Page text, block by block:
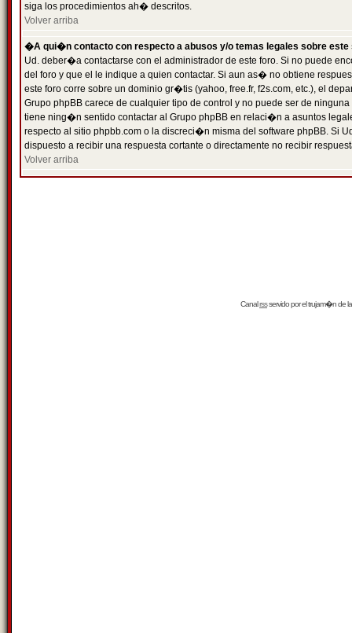
siga los procedimientos ah� descritos.
Volver arriba
�A qui�n contacto con respecto a abusos y/o temas legales sobre este
Ud. deber�a contactarse con el administrador de este foro. Si no puede
del foro y que el le indique a quien contactar. Si aun as� no obtiene
este foro corre sobre un dominio gr�tis (yahoo, free.fr, f2s.com, etc.), el
Grupo phpBB carece de cualquier tipo de control y no puede ser de
tiene ning�n sentido contactar al Grupo phpBB en relaci�n a asuntos
respecto al sitio phpbb.com o la discreci�n misma del software phpBB. Si
dispuesto a recibir una respuesta cortante o directamente no recibir
Volver arriba
Canalrssservido por eltrujam�nde